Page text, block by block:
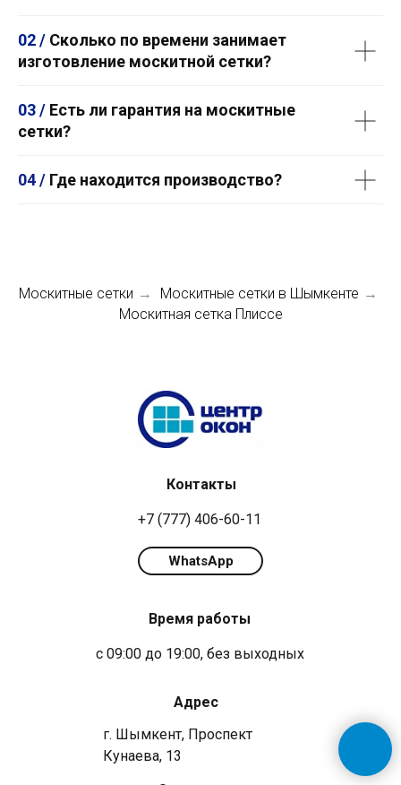
02 / Сколько по времени занимает
изготовление москитной сетки?
03 / Есть ли гарантия на москитные
сетки?
04 / Где находится производство?
Москитные сетки → Москитные сетки в Шымкенте →
Москитная сетка Плиссе
+7 (777) 406-60-11
с 09:00 до 19:00, без выходных
г. Шымкент, Проспект
Кунаева, 13
Адрес
Время работы
Контакты
WhatsApp